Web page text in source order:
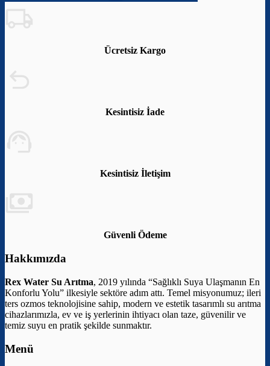
Ücretsiz Kargo
Kesintisiz İade
Kesintisiz İletişim
Güvenli Ödeme
Hakkımızda
Rex Water Su Arıtma, 2019 yılında “Sağlıklı Suya Ulaşmanın En
Konforlu Yolu” ilkesiyle sektöre adım attı. Temel misyonumuz; ileri
ters ozmos teknolojisine sahip, modern ve estetik tasarımlı su arıtma
cihazlarımızla, ev ve iş yerlerinin ihtiyacı olan taze, güvenilir ve
temiz suyu en pratik şekilde sunmaktır.
Menü